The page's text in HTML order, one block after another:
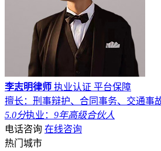
李志明律师 执业认证 平台保障
擅长：刑事辩护、合同事务、交通事
5.0分执业： 9年高级合伙人
电话咨询 在线咨询
热门城市